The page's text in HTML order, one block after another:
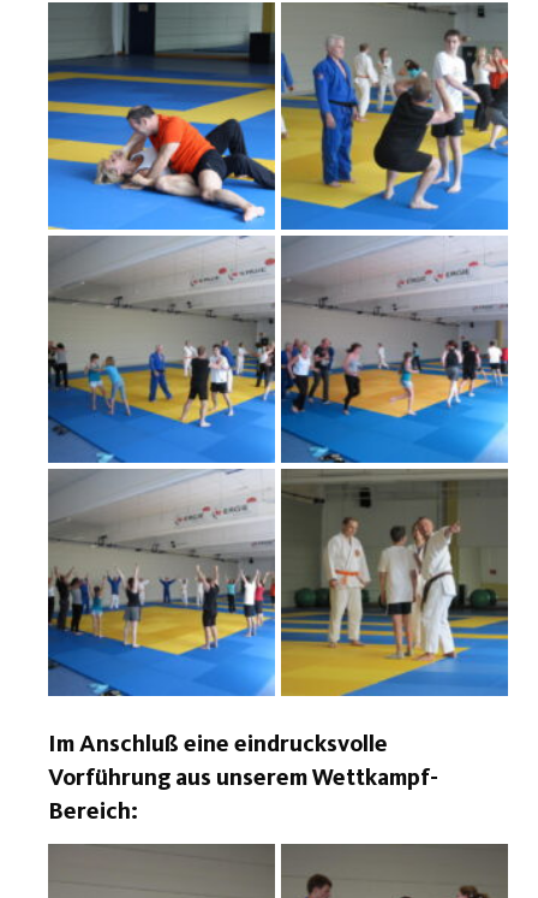
Im Anschluß eine eindrucksvolle
Vorführung aus unserem Wettkampf-
Bereich: